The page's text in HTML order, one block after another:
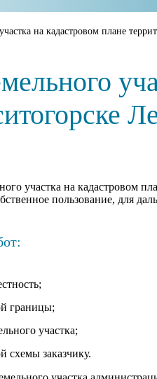
на кадастровом плане
участка на кадастровом
пользование, для
границы;
участка;
схемы заказчику.